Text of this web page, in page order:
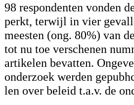
98 respondenten vonden
perkt, terwijl in vier
meesten (ong. 80%) van
tot nu toe verschenen
artikelen bevatten.
onderzoek werden
len over beleid t.a.v. de